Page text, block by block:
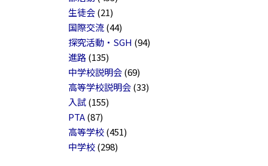
生徒会(21)
国際交流(44)
探究活動・SGH (94)
進路(135)
中学校説明会(69)
高等学校説明会(33)
入試(155)
PTA(87)
高等学校(451)
中学校(298)